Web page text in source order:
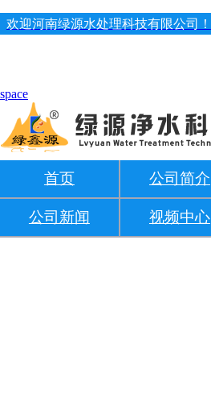
欢迎河南绿源水处理科技有限公司！
space
首页 公司简介
公司新闻 视频中心